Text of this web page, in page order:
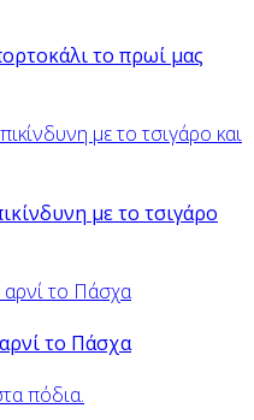
το πρωί μας
με το τσιγάρο
το Πάσχα